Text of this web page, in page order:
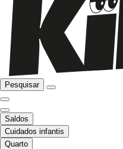
Pesquisar
Saldos
Cuidados infantis
Quarto